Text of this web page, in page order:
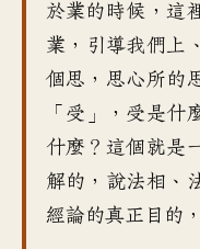
於業的時候 ， 這
業 ， 引導我們上
個思 ， 思心所的
「受 」， 受是什
什麼 ？ 這個就是
解的 ， 說法相、
經論的真正目的 ，